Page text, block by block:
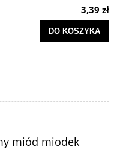
3,39 zł
DO KOSZYKA
miód miodek